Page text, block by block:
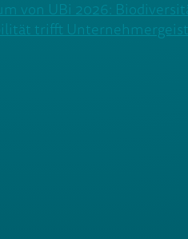
von UBi 2026:
trifft